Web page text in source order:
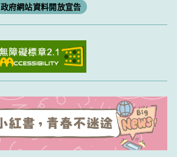
政府網站資料開放宣告